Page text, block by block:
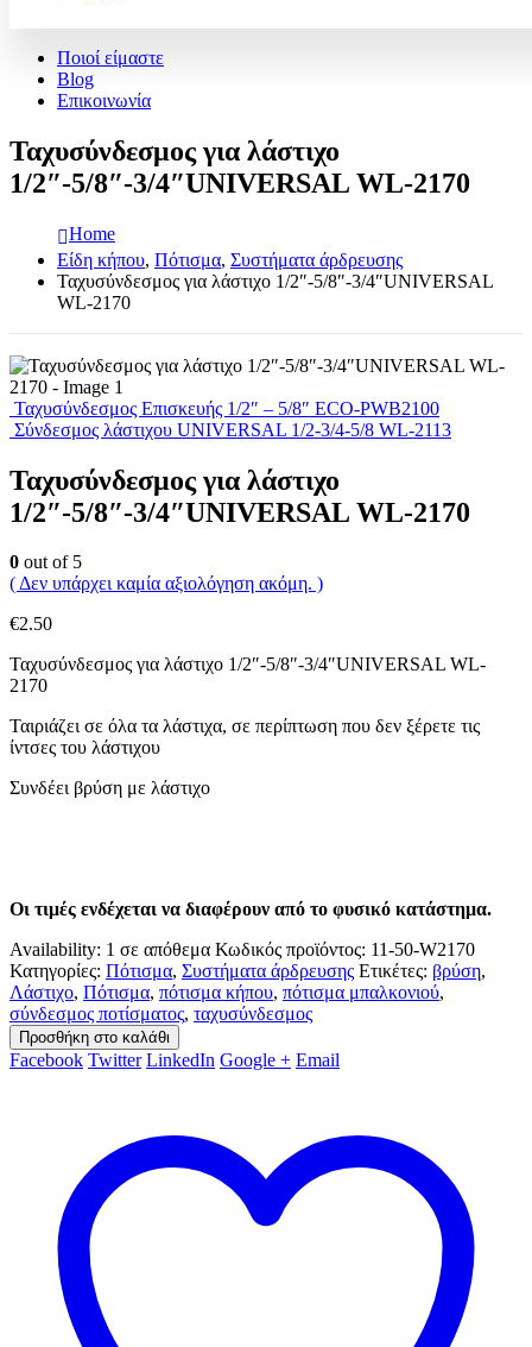
Ποιοί είμαστε
Blog
Επικοινωνία
Ταχυσύνδεσμος για λάστιχο
1/2″-5/8″-3/4″UNIVERSAL WL-2170
Home
Είδη κήπου, Πότισμα, Συστήματα άρδρευσης
Ταχυσύνδεσμος για λάστιχο 1/2″-5/8″-3/4″UNIVERSAL
WL-2170
Ταχυσύνδεσμος Επισκευής 1/2″ – 5/8″ ECO-PWB2100
Σύνδεσμος λάστιχου UNIVERSAL 1/2-3/4-5/8 WL-2113
Ταχυσύνδεσμος για λάστιχο
1/2″-5/8″-3/4″UNIVERSAL WL-2170
0 out of 5
( Δεν υπάρχει καμία αξιολόγηση ακόμη. )
€2.50
Ταχυσύνδεσμος για λάστιχο 1/2″-5/8″-3/4″UNIVERSAL WL-
2170
Ταιριάζει σε όλα τα λάστιχα, σε περίπτωση που δεν ξέρετε τις
ίντσες του λάστιχου
Συνδέει βρύση με λάστιχο
Οι τιμές ενδέχεται να διαφέρουν από το φυσικό κατάστημα.
Availability: 1 σε απόθεμα Κωδικός προϊόντος: 11-50-W2170
Κατηγορίες: Πότισμα, Συστήματα άρδρευσης Ετικέτες: βρύση,
Λάστιχο, Πότισμα, πότισμα κήπου, πότισμα μπαλκονιού,
σύνδεσμος ποτίσματος, ταχυσύνδεσμος
Προσθήκη στο καλάθι
Facebook Twitter LinkedIn Google + Email